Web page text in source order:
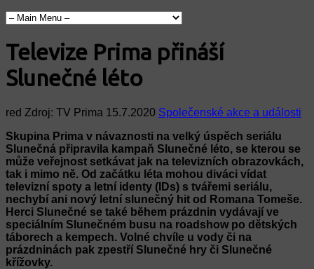
Televize Prima přináší
Slunečné léto
red Zdroj: TV Prima 15.7.2020 Společenské akce a události
Skupina Prima v návaznosti na velký úspěch seriálu
Slunečná připravila kampaň Slunečné léto, se kterou se
může veřejnost setkávat jak na televizních obrazovkách,
tak i mimo ně. Od začátku léta mohou diváci vídat
televizní spoty a letní identy (IDs) s tvářemi seriálu,
nechybí ani nový letní slunečný hit od Romana Tomeše.
Herci Slunečné se také během prázdnin vydávají ve
speciálním Slunečném busu na roadshow po dětských
táborech a kempech. Volné chvíle u vody či na
prázdninách pak zpestří Slunečné hry či Slunečné
křížovky.